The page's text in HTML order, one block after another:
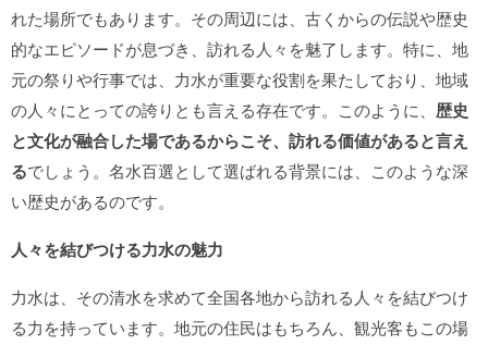
れた場所でもあります。その周辺には、古くからの伝説や歴史
的なエピソードが息づき、訪れる人々を魅了します。特に、地
元の祭りや行事では、力水が重要な役割を果たしており、地域
の人々にとっての誇りとも言える存在です。このように、 歴史
と文化が融合した場であるからこそ、訪れる価値があると言え
るでしょう。名水百選として選ばれる背景には、このような深
い歴史があるのです。
人々を結びつける力水の魅力
力水は、その清水を求めて全国各地から訪れる人々を結びつけ
る力を持っています。地元の住民はもちろん、観光客もこの場